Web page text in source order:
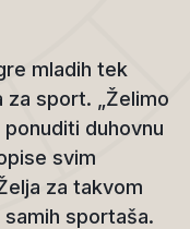
mladih tek
za sport. „Želimo
duhovnu
svim
za takvom
sportaša.